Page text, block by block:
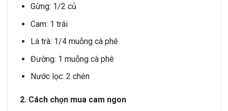
Gừng: 1/2 củ
Cam: 1 trái
Lá trà: 1/4 muỗng cà phê
Đường: 1 muỗng cà phê
Nước lọc: 2 chén
2. Cách chọn mua cam ngon